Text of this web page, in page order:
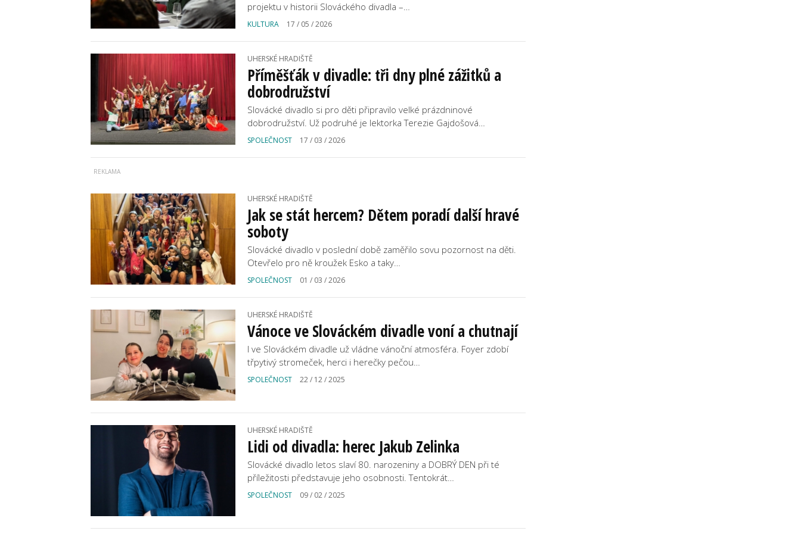
projektu v historii Slováckého divadla –…
KULTURA 17 / 05 / 2026
UHERSKÉ HRADIŠTĚ
Příměšťák v divadle: tři dny plné zážitků a
dobrodružství
Slovácké divadlo si pro děti připravilo velké prázdninové
dobrodružství. Už podruhé je lektorka Terezie Gajdošová…
SPOLEČNOST 17 / 03 / 2026
UHERSKÉ HRADIŠTĚ
Jak se stát hercem? Dětem poradí další hravé
soboty
Slovácké divadlo v poslední době zaměřilo sovu pozornost na děti.
Otevřelo pro ně kroužek Esko a taky…
SPOLEČNOST 01 / 03 / 2026
UHERSKÉ HRADIŠTĚ
Vánoce ve Slováckém divadle voní a chutnají
I ve Slováckém divadle už vládne vánoční atmosféra. Foyer zdobí
třpytivý stromeček, herci i herečky pečou…
SPOLEČNOST 22 / 12 / 2025
UHERSKÉ HRADIŠTĚ
Lidi od divadla: herec Jakub Zelinka
Slovácké divadlo letos slaví 80. narozeniny a DOBRÝ DEN při té
příležitosti představuje jeho osobnosti. Tentokrát…
SPOLEČNOST 09 / 02 / 2025